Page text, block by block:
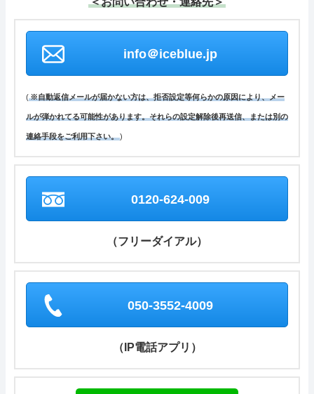
info＠iceblue.jp
(※自動返信メールが届かない方は、拒否設定等何らかの原因により、メー
ルが弾かれてる可能性があります。それらの設定解除後再送信、または別の
連絡手段をご利用下さい。)
0120-624-009
（フリーダイアル）
050-3552-4009
（IP電話アプリ）